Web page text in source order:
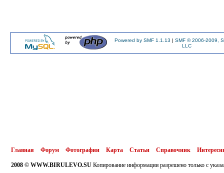
Powered by SMF 1.1.13 | SMF © 2006-2009,
LLC
Главная Форум Фотографии Карта Статьи Справочник
2008 © WWW.BIRULEVO.SU Копирование информации разрешено только с